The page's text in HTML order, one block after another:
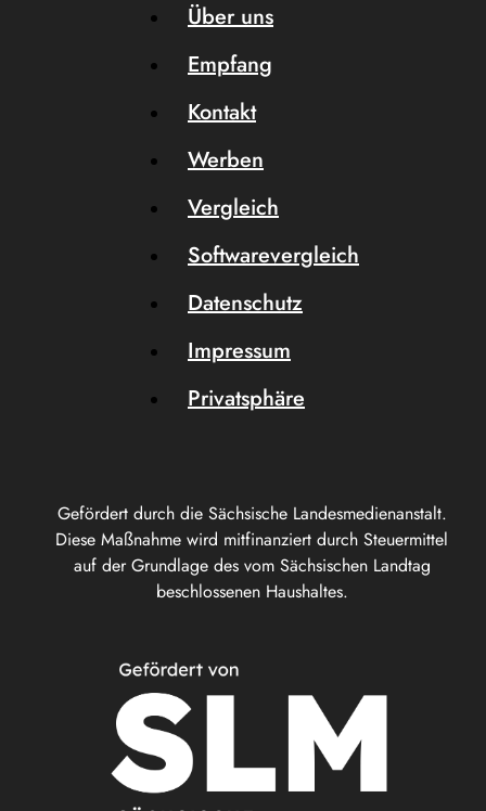
Gefördert durch die Sächsische Landesmedienanstalt.
Diese Maßnahme wird mitfinanziert durch Steuermittel
auf der Grundlage des vom Sächsischen Landtag
beschlossenen Haushaltes.
Über uns
Empfang
Kontakt
Werben
Vergleich
Softwarevergleich
Datenschutz
Impressum
Privatsphäre